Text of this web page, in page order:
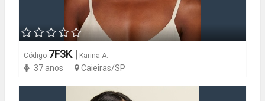
Código 7F3K | Karina A.
37 anos Caieiras/SP